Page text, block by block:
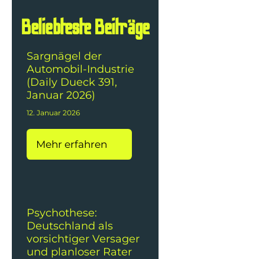
Beliebteste Beiträge
Sargnägel der
Automobil-Industrie
(Daily Dueck 391,
Januar 2026)
12. Januar 2026
Mehr erfahren
Psychothese:
Deutschland als
vorsichtiger Versager
und planloser Rater